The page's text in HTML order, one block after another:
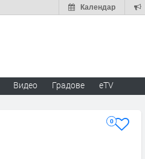
Календар
Видео Градове eTV
0